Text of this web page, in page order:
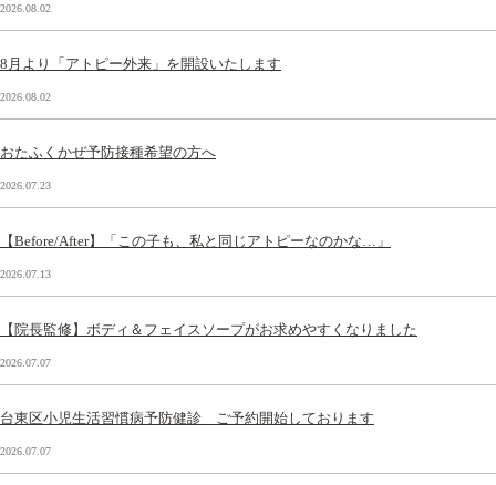
2026.08.02
8月より「アトピー外来」を開設いたします
2026.08.02
おたふくかぜ予防接種希望の方へ
2026.07.23
【Before/After】「この子も、私と同じアトピーなのかな…」
2026.07.13
【院長監修】ボディ＆フェイスソープがお求めやすくなりました
2026.07.07
台東区小児生活習慣病予防健診 ご予約開始しております
2026.07.07